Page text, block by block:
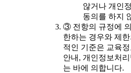
않거나 개인
동의를 하지
③ 전항의 규정에
한하는 경우와 제
적인 기준은 교육
안내, 개인정보처
는 바에 의합니다.